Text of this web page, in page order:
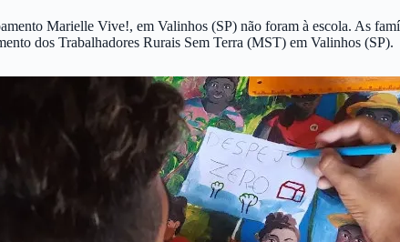
Marielle Vive!, em Valinhos (SP) não foram à escola. As
dos Trabalhadores Rurais Sem Terra (MST) em Valinhos (SP).